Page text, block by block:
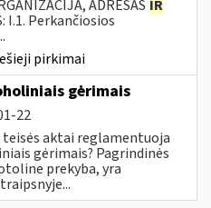
ADRESAS IR
I.1. Perkančiosios
pirkimai
gėrimais
22
teisės aktai reglamentuoja
gėrimais? Pagrindinės
prekyba, yra